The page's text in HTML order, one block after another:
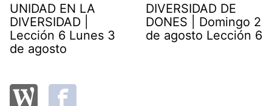
UNIDAD EN LA
DIVERSIDAD |
Lección 6 Lunes 3
de agosto
DIVERSIDAD DE
DONES | Domingo 2
de agosto Lección 6